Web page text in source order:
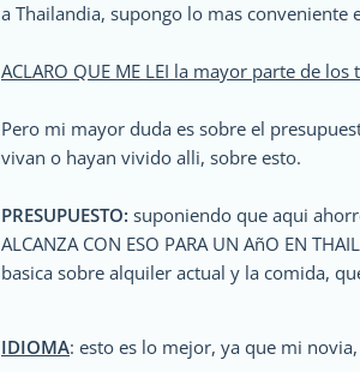
a Thailandia, supongo lo mas conveniente
ACLARO QUE ME LEI la mayor parte de
Pero mi mayor duda es sobre el
vivan o hayan vivido alli, sobre esto.
PRESUPUESTO: suponiendo que aqui
ALCANZA CON ESO PARA UN AñO EN
basica sobre alquiler actual y la comida,
IDIOMA: esto es lo mejor, ya que mi